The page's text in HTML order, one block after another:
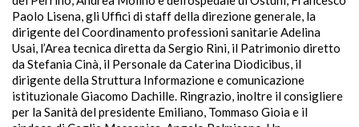
Paolo Lisena, gli Uffici di staff della direzione generale, la
dirigente del Coordinamento professioni sanitarie Adelina
Usai, l’Area tecnica diretta da Sergio Rini, il Patrimonio diretto
da Stefania Cinà, il Personale da Caterina Diodicibus, il
dirigente della Struttura Informazione e comunicazione
istituzionale Giacomo Dachille. Ringrazio, inoltre il consigliere
per la Sanità del presidente Emiliano, Tommaso Gioia e il